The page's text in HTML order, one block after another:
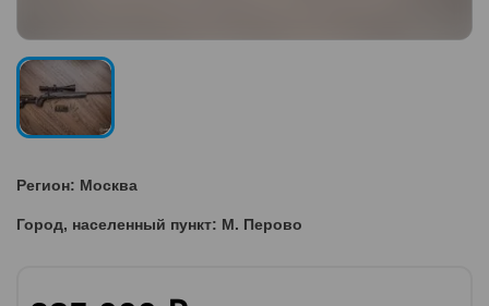
Регион: Москва
Город, населенный пункт: М. Перово